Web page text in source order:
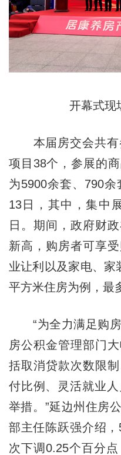
开幕式现
本届房交会共有
项目38个，参展的
为5900余套、790
13日，其中，集中
日。期间，政府财
新高，购房者可享
业让利以及家电、家
平方米住房为例，最
“为全力满足购房
房公积金管理部门
括取消贷款次数限
付比例、灵活就业
举措。”延边州住房
部主任陈跃强介绍
次下调0.25个百分